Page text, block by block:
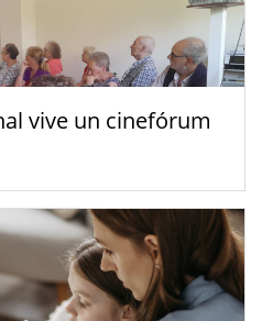
vive un cinefórum